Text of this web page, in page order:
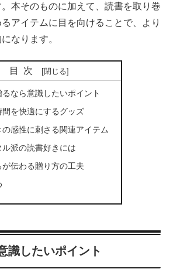
。本そのものに加えて、読書を取り巻
アイテムに目を向けることで、より
なります。
目次
るなら意識したいポイント
間を快適にするグッズ
の感性に刺さる関連アイテム
ル派の読書好きには
が伝わる贈り方の工夫
識したいポイント